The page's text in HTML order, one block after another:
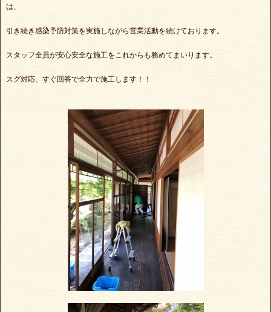
は、
引き続き感染予防対策を実施しながら営業活動を続けております。
スタッフ全員が安心安全な施工をこれからも務めてまいります。
スグ対応、すぐ回答で全力で施工します！！